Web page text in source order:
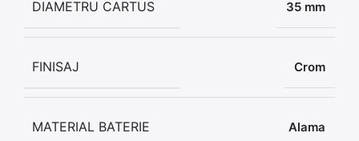
DIAMETRU CARTUS 35 mm
FINISAJ Crom
MATERIAL BATERIE Alama